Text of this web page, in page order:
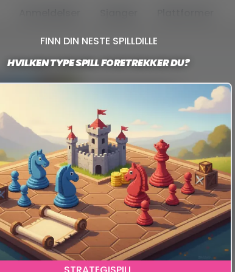
Vurdering
Stemmer
Utgiver
Utgivelsesdato
OM SPILLET
Genshin Impact er et anime-
eventyrlige og element-drevne
fra gacha-systemet, bytter dem
gåter, sjefer og spennende
heldigvis er det så mye innhold at
PLATTFORMER
FINN DIN NESTE SPILLDILLE
HVILKEN TYPE SPILL FORETREKKER DU?